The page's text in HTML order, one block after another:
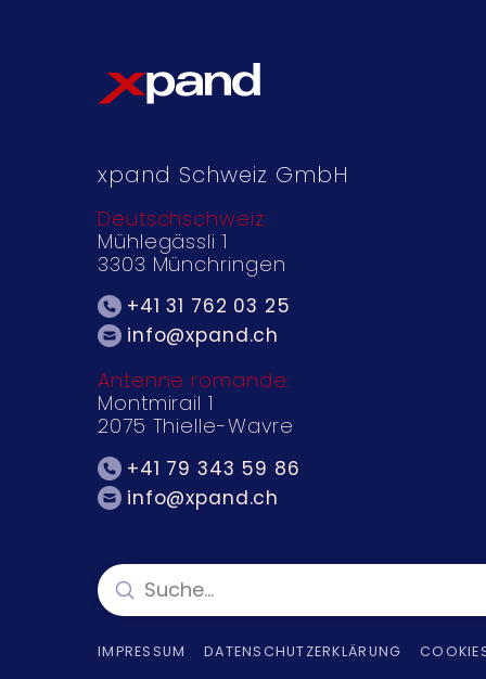
xpand Schweiz GmbH
Deutschschweiz:
Mühlegässli 1
3303 Münchringen
+41 31 762 03 25
info@xpand.ch
Antenne romande:
Montmirail 1
2075 Thielle-Wavre
+41 79 343 59 86
info@xpand.ch
Search
Submit
IMPRESSUM DATENSCHUTZERKLÄRUNG